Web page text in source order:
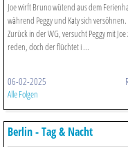
Joe wirft Bruno wütend aus dem
während Peggy und Katy sich versöhnen.
Zurück in der WG, versucht Peggy mit Joe
reden, doch der flüchtet i ...
06-02-2025
Alle Folgen
Berlin - Tag & Nacht